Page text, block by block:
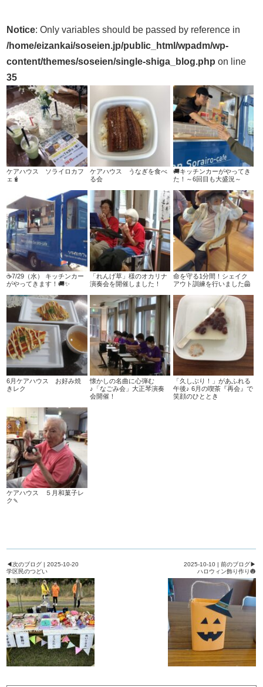
Notice: Only variables should be passed by reference in
/home/eizankai/soseien.jp/public_html/wpadm/wp-
content/themes/soseien/single-shiga_blog.php on line
35
ケアハウス ソライロカフ
ェ🧋
ケアハウス うなぎを食べ
る会
🚚キッチンカーがやってき
た！～6回目も大盛況～
☕7/29（水） キッチンカー
がやってきます！🚚✨
「れんげ草」様のオカリナ
演奏会を開催しました！
命を守る1分間！シェイク
アウト訓練を行いました🦺
6月ケアハウス お好み焼
きレク
懐かしの名曲に心弾む
♪「なごみ会」大正琴演奏
会開催！
「久しぶり！」があふれる
午後♪ 6月の喫茶『再会』で
笑顔のひととき
ケアハウス ５月和菓子レ
ク🍡
◀次のブログ | 2025-10-20
学区民のつどい
2025-10-10 | 前のブログ▶
ハロウィン飾り作り🎃